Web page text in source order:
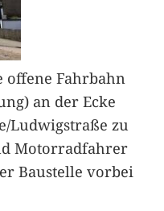
offene Fahrbahn
an der Ecke
Ludwigstraße zu
Motorradfahrer
Baustelle vorbei